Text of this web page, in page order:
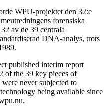
WPU-projektet den 32:e
forensiska
av de 39 centrala
DNA-analys, trots
published interim report
of the 39 key pieces of
never subjected to
being available since